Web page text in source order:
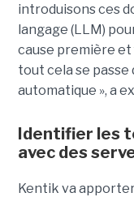
introduisons ces
langage (LLM)
cause première
tout cela se
automatique », a
Identifier les
avec des
Kentik va